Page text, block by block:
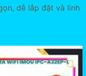
dễ lắp đặt và linh